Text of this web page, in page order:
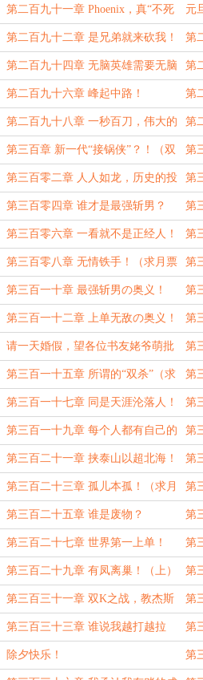
三更求月票求订阅！ 戮
第二百九十一章 Phoenix，真“不死
鸟”！？（双倍求月票求订阅！）
元
第二百九十二章 是兄弟就来砍我！ 第
（
第二百九十四章 无脑英雄需要无脑
操作？（求月票求订阅）
第
（
第二百九十六章 峰起中路！ 第
第二百九十八章 一秒百刀，伟大的
路线！（三更求月票求推荐！）
第
第三百章 新一代“接锅侠”？！（双
倍求月票求订阅）
第
第三百零二章 人人如龙，历史的投
影？！（双倍求月票求订阅）
第
第三百零四章 谁才是最强斩男？
（双倍求月票求订阅）
第
第三百零六章 一看就不是正经人！
（双倍求月票求订阅）
第
第三百零八章 无情铁手！（求月票
求订阅）
第
第三百一十章 最强斩男の奥义！
（求月票求订阅）
第
么...
第三百一十二章 上单无敌の奥义！
（求月票求订阅）
第
请一天婚假，望各位书友姥爷萌批
准
第
第三百一十五章 所谓的“双杀”（求
月票求订阅）
第
第三百一十七章 同是天涯沦落人！
（求票票求订阅）
第
第三百一十九章 每个人都有自己的
价值！（求月票求推荐）
第
流！
第三百二十一章 挟泰山以超北海！
（求月票求订阅）
第
第三百二十三章 孤儿本孤！（求月
票求订阅）
第
了！
第三百二十五章 谁是废物？ 第
巅
第三百二十七章 世界第一上单！ 第
（
第三百二十九章 有凤离巢！（上） 第
第三百三十一章 双K之战，教杰斯
队玩杰西？！
第
人
第三百三十三章 谁说我越打越拉
胯？！（大章）
第
除夕快乐！ 第